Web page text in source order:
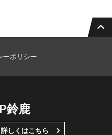
ーポリシー
鈴鹿
詳しくはこちら